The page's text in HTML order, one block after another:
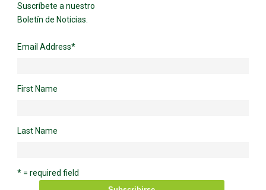
Suscríbete a nuestro
Boletín de Noticias.
Email Address*
First Name
Last Name
* = required field